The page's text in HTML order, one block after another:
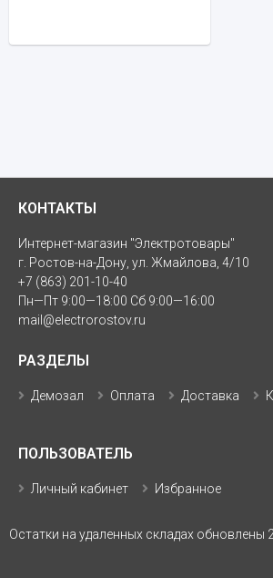
КОНТАКТЫ
Интернет-магазин "Электротовары"
г. Ростов-на-Дону, ул. Жмайлова, 4/10
+7 (863) 201-10-40
Пн—Пт 9:00—18:00 Сб 9:00—16:00
mail@electrorostov.ru
РАЗДЕЛЫ
Демозал Оплата Доставка
ПОЛЬЗОВАТЕЛЬ
Личный кабинет Избранное
Остатки на удаленных складах обновлены